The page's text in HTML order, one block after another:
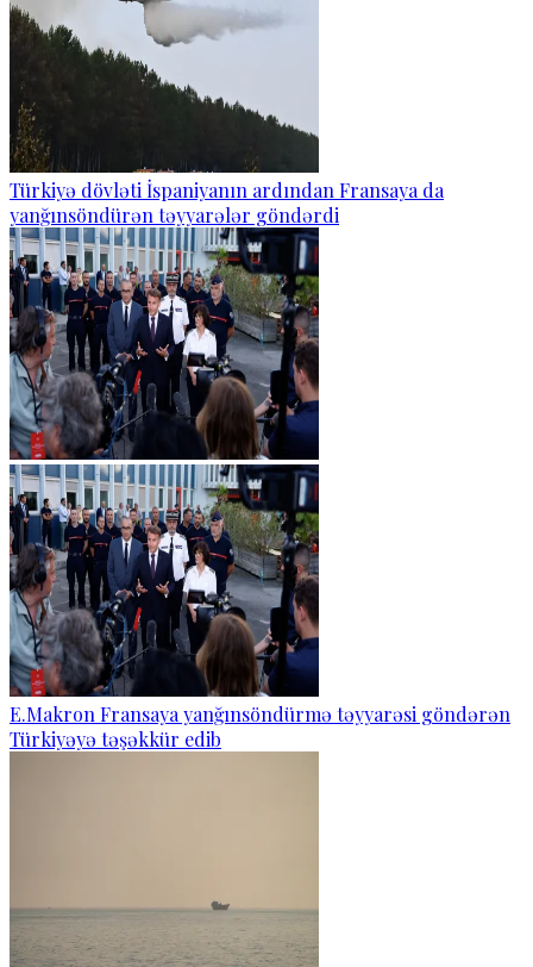
Türkiyə dövləti İspaniyanın ardından Fransaya da
yanğınsöndürən təyyarələr göndərdi
E.Makron Fransaya yanğınsöndürmə təyyarəsi göndərən
Türkiyəyə təşəkkür edib